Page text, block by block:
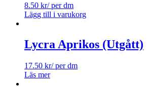
8.50 kr/ per dm
Lägg till i varukorg
Lycra Aprikos (Utgått)
17.50 kr/ per dm
Läs mer